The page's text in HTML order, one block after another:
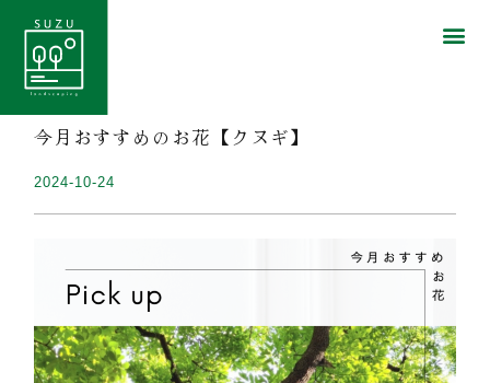
今月おすすめのお花【クヌギ】
2024-10-24